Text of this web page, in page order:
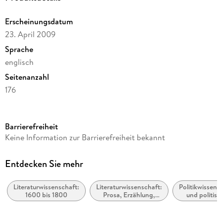
Erscheinungsdatum
23. April 2009
Sprache
englisch
Seitenanzahl
176
Autor/Autorin
Verlag/Hersteller
Produktart
kartoniert
Barrierefreiheit
Keine Information zur Barrierefreiheit bekannt
Entdecken Sie mehr
Literaturwissenschaft:
1600 bis 1800
Literaturwissenschaft:
Prosa, Erzählung,
Roman, Autoren
und
Theorie